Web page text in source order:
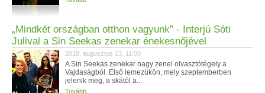
„Mindkét országban otthon vagyunk” - Interjú Sóti
Julival a Sin Seekas zenekar énekesnőjével
2018. augusztus 13. 11:00
A Sin Seekas zenekar nagy zenei olvasztótégely a
Vajdaságból. Első lemezükön, mely szeptemberben
jelenik meg, a skától a...
Tovább